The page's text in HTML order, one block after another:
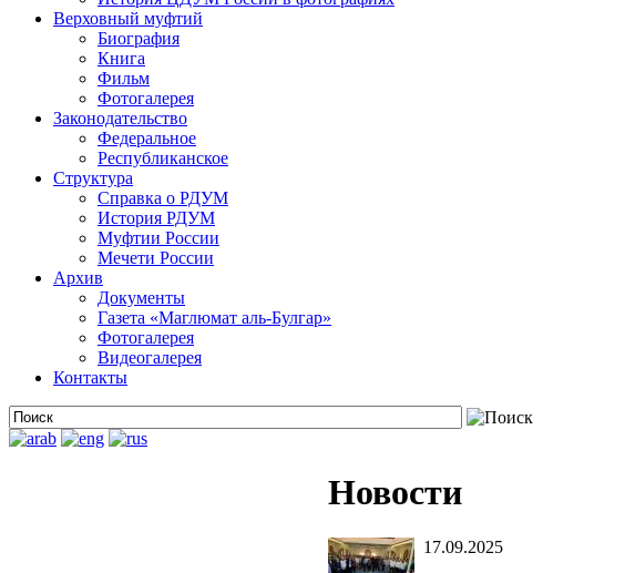
Верховный муфтий
Биография
Книга
Фильм
Фотогалерея
Законодательство
Федеральное
Республиканское
Структура
Справка о РДУМ
История РДУМ
Муфтии России
Мечети России
Архив
Документы
Газета «Маглюмат аль-Булгар»
Фотогалерея
Видеогалерея
Контакты
Новости
17.09.2025